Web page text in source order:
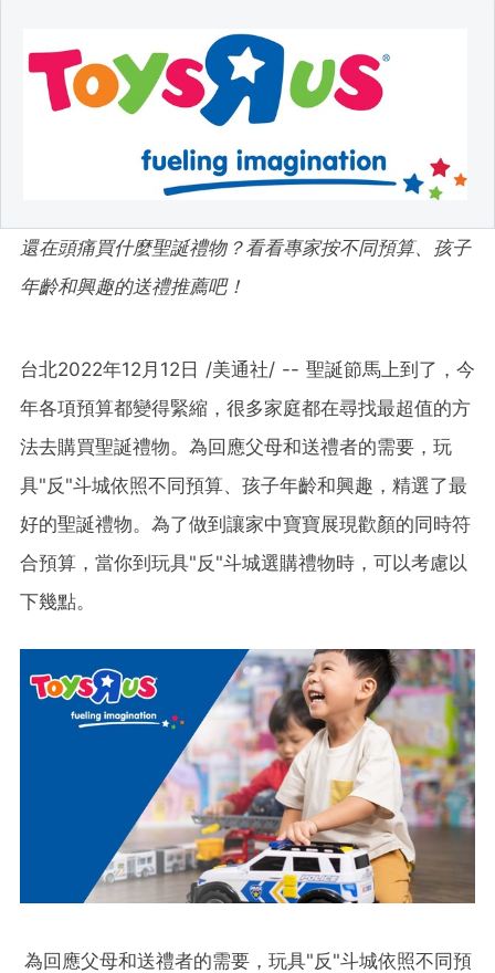
還在頭痛買什麼聖誕禮物？看看專家按不同預算、孩子
年齡和興趣的送禮推薦吧！
台北2022年12月12日 /美通社/ -- 聖誕節馬上到了 ， 今
年各項預算都變得緊縮，很多家庭都在尋找最超值的方
法去購買聖誕禮物。為回應父母和送禮者的需要，玩
具"反"斗城依照不同預算、孩子年齡和興趣，精選了最
好的聖誕禮物。為了做到讓家中寶寶展現歡顏的同時符
合預算，當你到玩具"反"斗城選購禮物時，可以考慮以
下幾點。
為回應父母和送禮者的需要，玩具"反"斗城依照不同預